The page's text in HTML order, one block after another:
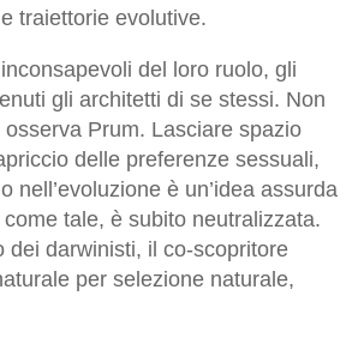
traiettorie evolutive.
del loro ruolo, gli
gli architetti di se stessi. Non
osserva Prum. Lasciare spazio
delle preferenze sessuali,
nell’evoluzione è un’idea assurda
come tale, è subito neutralizzata.
dei darwinisti, il co-scopritore
per selezione naturale,